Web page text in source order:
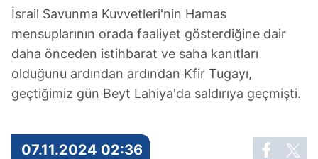
İsrail Savunma Kuvvetleri'nin Hamas
mensuplarının orada faaliyet gösterdiğine dair
daha önceden istihbarat ve saha kanıtları
olduğunu ardından ardından Kfir Tugayı,
geçtiğimiz gün Beyt Lahiya'da saldırıya geçmişti.
07.11.2024 02:36